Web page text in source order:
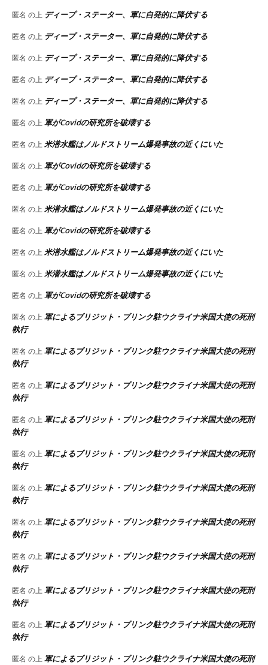
匿名 の上 ディープ・ステーター、軍に自発的に降伏する
匿名 の上 ディープ・ステーター、軍に自発的に降伏する
匿名 の上 ディープ・ステーター、軍に自発的に降伏する
匿名 の上 ディープ・ステーター、軍に自発的に降伏する
匿名 の上 ディープ・ステーター、軍に自発的に降伏する
匿名 の上 軍がCovidの研究所を破壊する
匿名 の上 米潜水艦はノルドストリーム爆発事故の近くにいた
匿名 の上 軍がCovidの研究所を破壊する
匿名 の上 軍がCovidの研究所を破壊する
匿名 の上 米潜水艦はノルドストリーム爆発事故の近くにいた
匿名 の上 軍がCovidの研究所を破壊する
匿名 の上 米潜水艦はノルドストリーム爆発事故の近くにいた
匿名 の上 米潜水艦はノルドストリーム爆発事故の近くにいた
匿名 の上 軍がCovidの研究所を破壊する
匿名 の上 軍によるブリジット・ブリンク駐ウクライナ米国大使の死刑
執行
匿名 の上 軍によるブリジット・ブリンク駐ウクライナ米国大使の死刑
執行
匿名 の上 軍によるブリジット・ブリンク駐ウクライナ米国大使の死刑
執行
匿名 の上 軍によるブリジット・ブリンク駐ウクライナ米国大使の死刑
執行
匿名 の上 軍によるブリジット・ブリンク駐ウクライナ米国大使の死刑
執行
匿名 の上 軍によるブリジット・ブリンク駐ウクライナ米国大使の死刑
執行
匿名 の上 軍によるブリジット・ブリンク駐ウクライナ米国大使の死刑
執行
匿名 の上 軍によるブリジット・ブリンク駐ウクライナ米国大使の死刑
執行
匿名 の上 軍によるブリジット・ブリンク駐ウクライナ米国大使の死刑
執行
匿名 の上 軍によるブリジット・ブリンク駐ウクライナ米国大使の死刑
執行
匿名 の上 軍によるブリジット・ブリンク駐ウクライナ米国大使の死刑